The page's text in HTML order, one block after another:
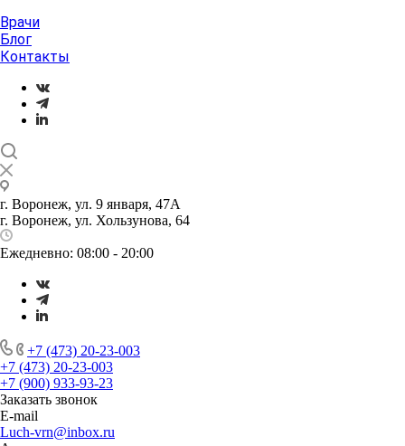
Врачи
Блог
Контакты
г. Воронеж, ул. 9 января, 47А
г. Воронеж, ул. Хользунова, 64
Ежедневно: 08:00 - 20:00
+7 (473) 20-23-003
+7 (473) 20-23-003
+7 (900) 933-93-23
Заказать звонок
E-mail
Luch-vrn@inbox.ru